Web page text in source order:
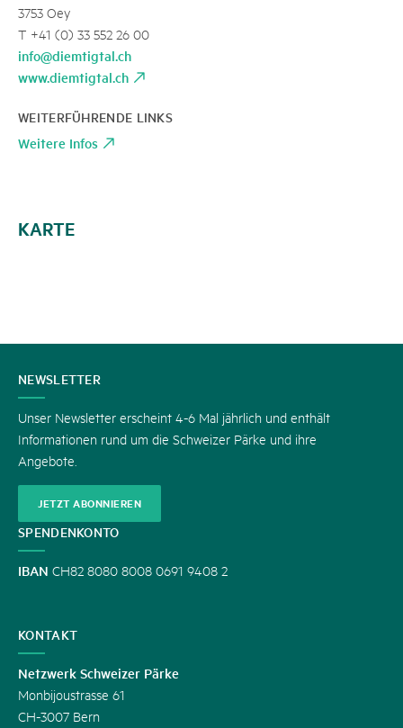
3753 Oey
T +41 (0) 33 552 26 00
info@diemtigtal.ch
www.diemtigtal.ch
WEITERFÜHRENDE LINKS
Weitere Infos
KARTE
KONTAKT
NEWSLETTER
Unser Newsletter erscheint 4-6 Mal jährlich und enthält
Informationen rund um die Schweizer Pärke und ihre
Angebote.
JETZT ABONNIEREN
SPENDENKONTO
IBAN CH82 8080 8008 0691 9408 2
KONTAKT
Netzwerk Schweizer Pärke
Monbijoustrasse 61
CH-3007 Bern